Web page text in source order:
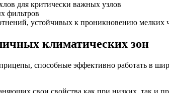
для критически важных узлов
фильтров
устойчивых к проникновению мелких
климатических зон
способные эффективно работать в
свои свойства как при низких, так и